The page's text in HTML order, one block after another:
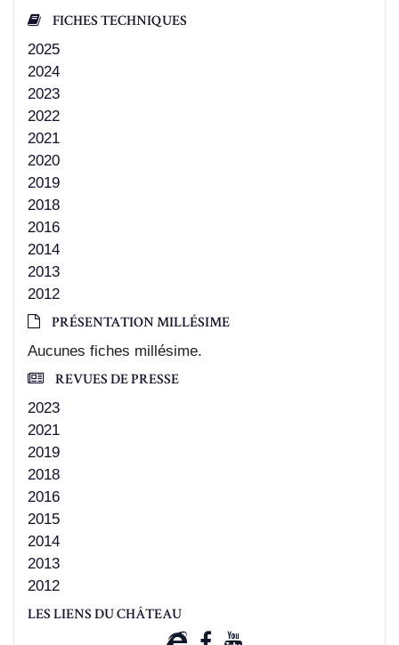
FICHES TECHNIQUES
2025
2024
2023
2022
2021
2020
2019
2018
2016
2014
2013
2012
PRÉSENTATION MILLÉSIME
Aucunes fiches millésime.
REVUES DE PRESSE
2023
2021
2019
2018
2016
2015
2014
2013
2012
LES LIENS DU CHÂTEAU